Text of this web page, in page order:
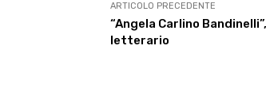
ARTICOLO PRECEDENTE
“Angela Carlino
letterario